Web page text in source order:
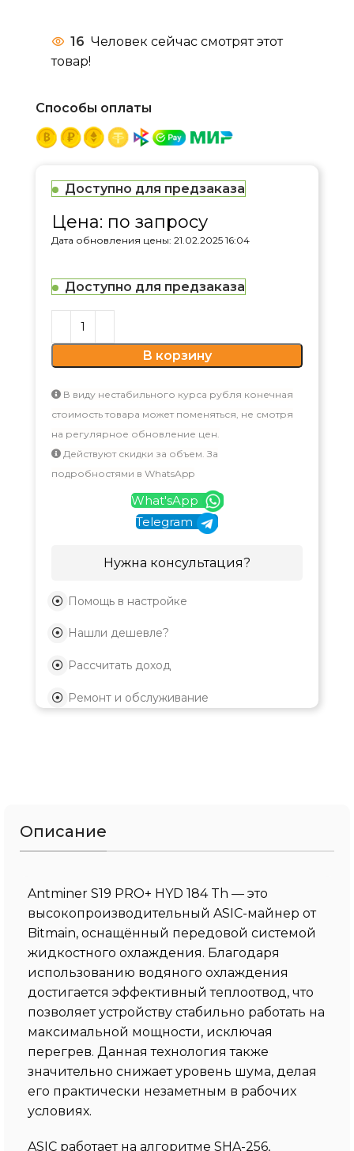
16 Человек сейчас смотрят этот
товар!
Способы оплаты
Доступно для предзаказа
Цена: по запросу
Дата обновления цены: 21.02.2025 16:04
Доступно для предзаказа
В корзину
В виду нестабильного курса рубля конечная
стоимость товара может поменяться, не смотря
на регулярное обновление цен.
Действуют скидки за объем. За
подробностями в WhatsApp
What'sApp
Telegram
Нужна консультация?
Помощь в настройке
Нашли дешевле?
Рассчитать доход
Ремонт и обслуживание
Описание
Antminer S19 PRO+ HYD 184 Th — это
высокопроизводительный ASIC-майнер от
Bitmain, оснащённый передовой системой
жидкостного охлаждения. Благодаря
использованию водяного охлаждения
достигается эффективный теплоотвод, что
позволяет устройству стабильно работать на
максимальной мощности, исключая
перегрев. Данная технология также
значительно снижает уровень шума, делая
его практически незаметным в рабочих
условиях.
ASIC работает на алгоритме SHA-256,